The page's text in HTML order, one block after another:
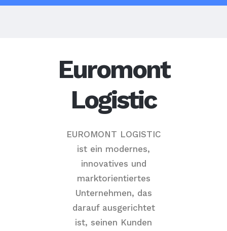
Euromont
Logistic
EUROMONT LOGISTIC
ist ein modernes,
innovatives und
marktorientiertes
Unternehmen, das
darauf ausgerichtet
ist, seinen Kunden